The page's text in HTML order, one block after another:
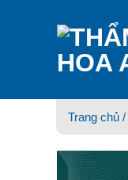
Trang chủ /